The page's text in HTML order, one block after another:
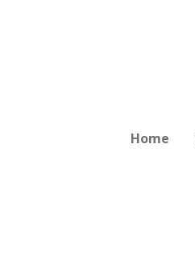
Home